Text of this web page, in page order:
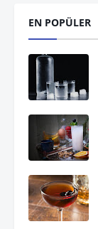
EN POPÜLER